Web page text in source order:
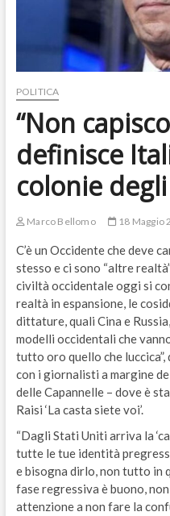
POLITICA
“Non
definisce
colonie degli
Marco Bellomo 18 Maggio
C’è un Occidente che deve
stesso e ci sono “altre
civiltà occidentale oggi si
realtà in espansione, le
dittature, quali Cina e
modelli occidentali che
tutto oro quello che
con i giornalisti a margine
delle Capannelle – dove è
Raisi ‘La casta siete voi’.
“Dagli Stati Uniti arriva la
tutte le tue identità
e bisogna dirlo, non tutto in
fase regressiva è buono,
attenzione a non fare la